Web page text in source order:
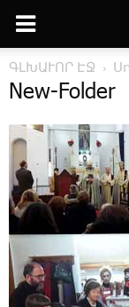
ԳԼԽԱՒՈՐ ԷՋ
New-Folder